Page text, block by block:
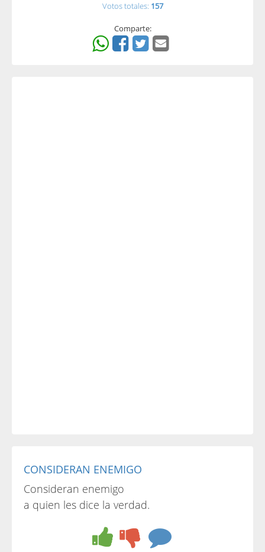
Votos totales: 157
Comparte:
CONSIDERAN ENEMIGO
Consideran enemigo
a quien les dice la verdad.